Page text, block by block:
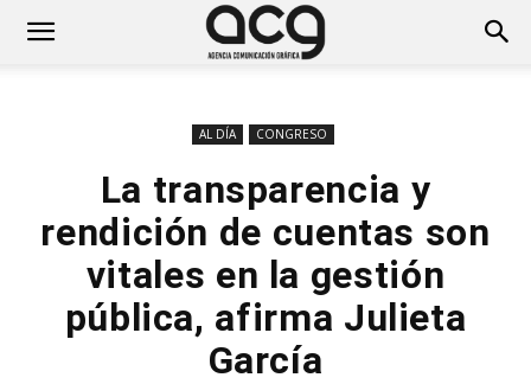
AL DÍA CONGRESO
La transparencia y
rendición de cuentas son
vitales en la gestión
pública, afirma Julieta
García